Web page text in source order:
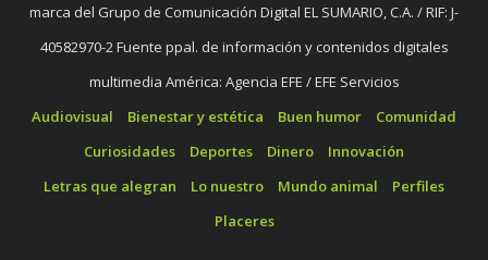
marca del Grupo de Comunicación Digital EL SUMARIO, C.A. / RIF: J-
40582970-2 Fuente ppal. de información y contenidos digitales
multimedia América: Agencia EFE / EFE Servicios
Audiovisual
Bienestar y estética Buen humor
Comunidad
Curiosidades
Deportes Dinero
Innovación
Letras que alegran
Lo nuestro Mundo animal
Perfiles
Placeres